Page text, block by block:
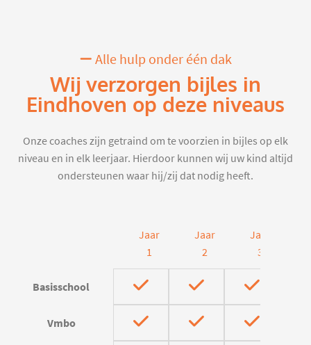
Alle hulp onder één dak
Wij verzorgen bijles in
Eindhoven op deze niveaus
Onze coaches zijn getraind om te voorzien in bijles op elk
niveau en in elk leerjaar. Hierdoor kunnen wij uw kind altijd
ondersteunen waar hij/zij dat nodig heeft.
Jaar
1
Jaar
2
Jaar
3
Basisschool
Vmbo